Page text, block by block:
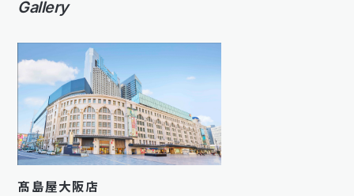
Gallery
髙島屋大阪店